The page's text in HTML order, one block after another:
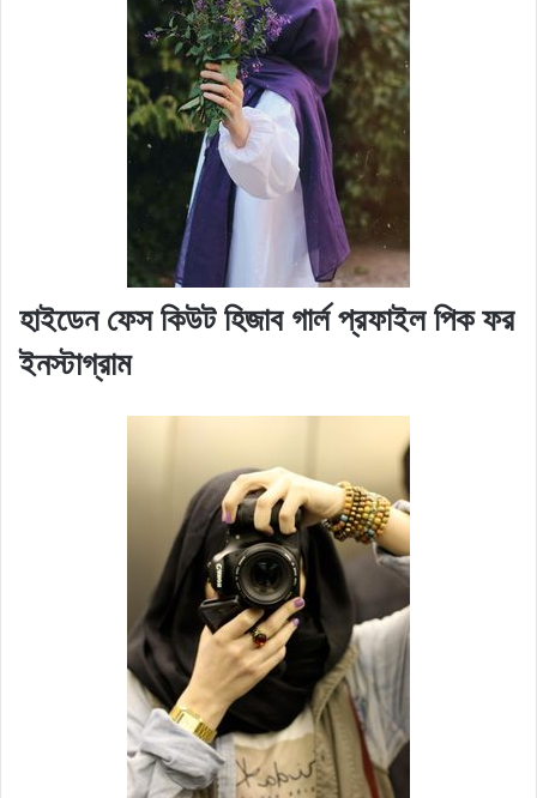
হাইডেন ফেস কিউট হিজাব গার্ল প্রফাইল পিক ফর
ইনস্টাগ্রাম